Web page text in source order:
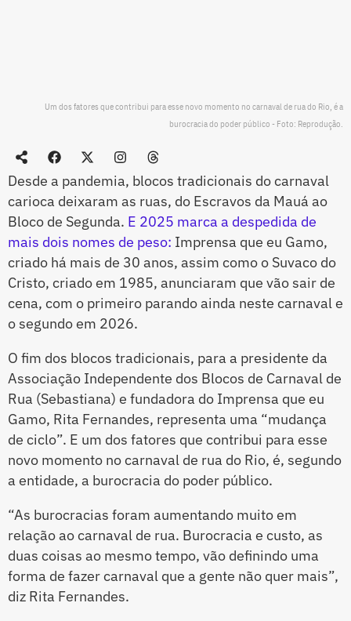
Um dos fatores que contribui para esse novo momento no carnaval de rua do Rio, é a
burocracia do poder público - Foto: Reprodução.
Desde a pandemia, blocos tradicionais do carnaval
carioca deixaram as ruas, do Escravos da Mauá ao
Bloco de Segunda. E 2025 marca a despedida de
mais dois nomes de peso: Imprensa que eu Gamo,
criado há mais de 30 anos, assim como o Suvaco do
Cristo, criado em 1985, anunciaram que vão sair de
cena, com o primeiro parando ainda neste carnaval e
o segundo em 2026.
O fim dos blocos tradicionais, para a presidente da
Associação Independente dos Blocos de Carnaval de
Rua (Sebastiana) e fundadora do Imprensa que eu
Gamo, Rita Fernandes, representa uma “mudança
de ciclo”. E um dos fatores que contribui para esse
novo momento no carnaval de rua do Rio, é, segundo
a entidade, a burocracia do poder público.
“As burocracias foram aumentando muito em
relação ao carnaval de rua. Burocracia e custo, as
duas coisas ao mesmo tempo, vão definindo uma
forma de fazer carnaval que a gente não quer mais”,
diz Rita Fernandes.